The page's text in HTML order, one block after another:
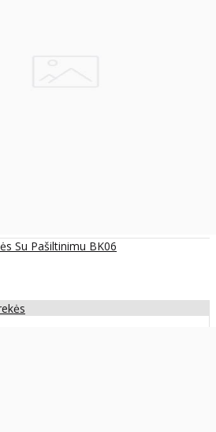
Su Pašiltinimu BK06